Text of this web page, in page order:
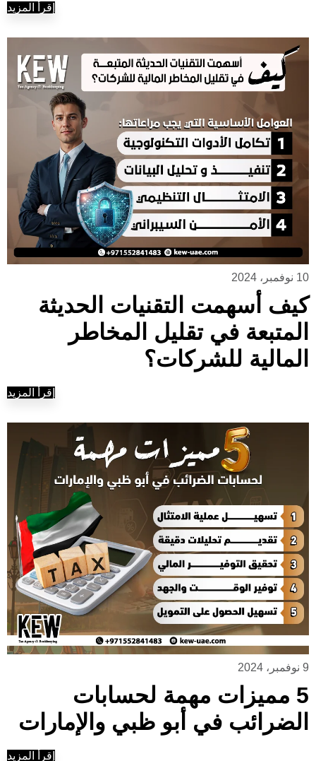
إقرأ المزيد
10 نوفمبر، 2024
كيف أسهمت التقنيات الحديثة
المتبعة في تقليل المخاطر
المالية للشركات؟
إقرأ المزيد
9 نوفمبر، 2024
5 مميزات مهمة لحسابات
الضرائب في أبو ظبي والإمارات
إقرأ المزيد